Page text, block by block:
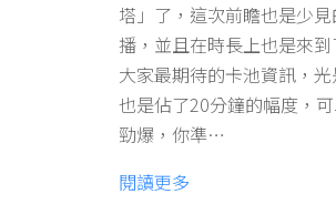
塔」了，這次前瞻也是少
播，並且在時長上也是來
大家最期待的卡池資訊，
也是佔了20分鐘的幅度，
勁爆，你準…
閱讀更多